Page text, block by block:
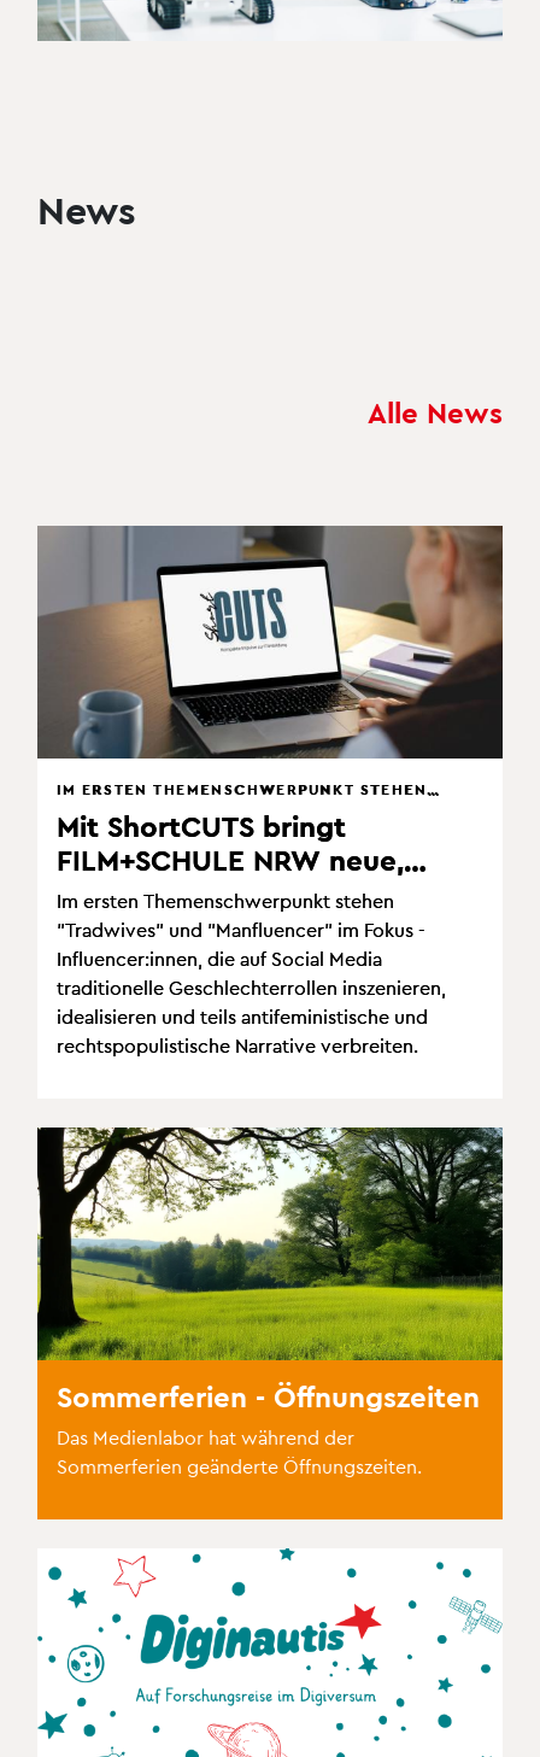
News
Alle News
IM ERSTEN THEMENSCHWERPUNKT STEHEN
- INFLUENCER:INNEN, DIE AUF SOCIAL MEDIA
TRADITIONELLE GESCHLECHTERROLLEN
INSZENIEREN, IDEALISIEREN UND TEILS
ANTIFEMINISTISCHE UND
RECHTSPOPULISTISCHE NARRATIVE
VERBREITEN.
Mit ShortCUTS bringt
FILM+SCHULE NRW neue,
einstündige Online-
Qualifizierungsangebote für
Lehrkräfte auf den Weg.
Im ersten Themenschwerpunkt stehen
"Tradwives" und "Manfluencer" im Fokus -
Influencer:innen, die auf Social Media
traditionelle Geschlechterrollen inszenieren,
idealisieren und teils antifeministische und
rechtspopulistische Narrative verbreiten.
Sommerferien - Öffnungszeiten
Das Medienlabor hat während der
Sommerferien geänderte Öffnungszeiten.